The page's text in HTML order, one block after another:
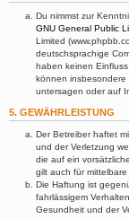
Du nimmst zur
GNU General Public
Limited
deutschsprachige
haben keinen
können insbesondere
untersagen oder auf
5. GEWÄHRLEISTUNG
Der Betreiber haftet
und der Verletzung
die auf ein
gilt auch für
Die Haftung ist
fahrlässigem
Gesundheit und der